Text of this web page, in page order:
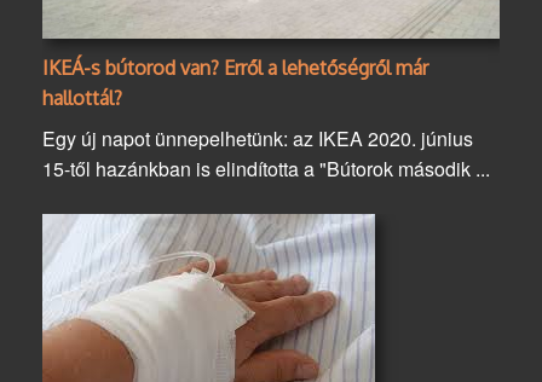
IKEÁ-s bútorod van? Erről a lehetőségről már
hallottál?
Egy új napot ünnepelhetünk: az IKEA 2020. június
15-től hazánkban is elindította a "Bútorok második ...